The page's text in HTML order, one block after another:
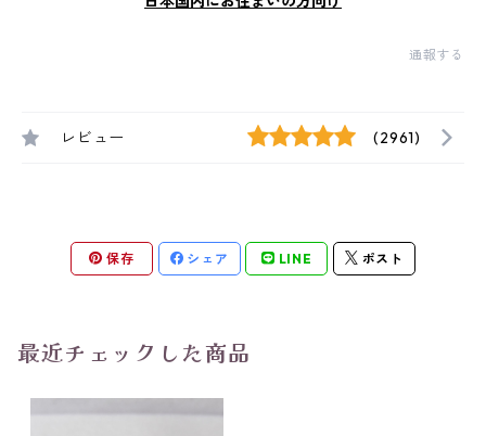
通報する
レビュー (2961)
保存 シェア LINE ポスト
最近チェックした商品